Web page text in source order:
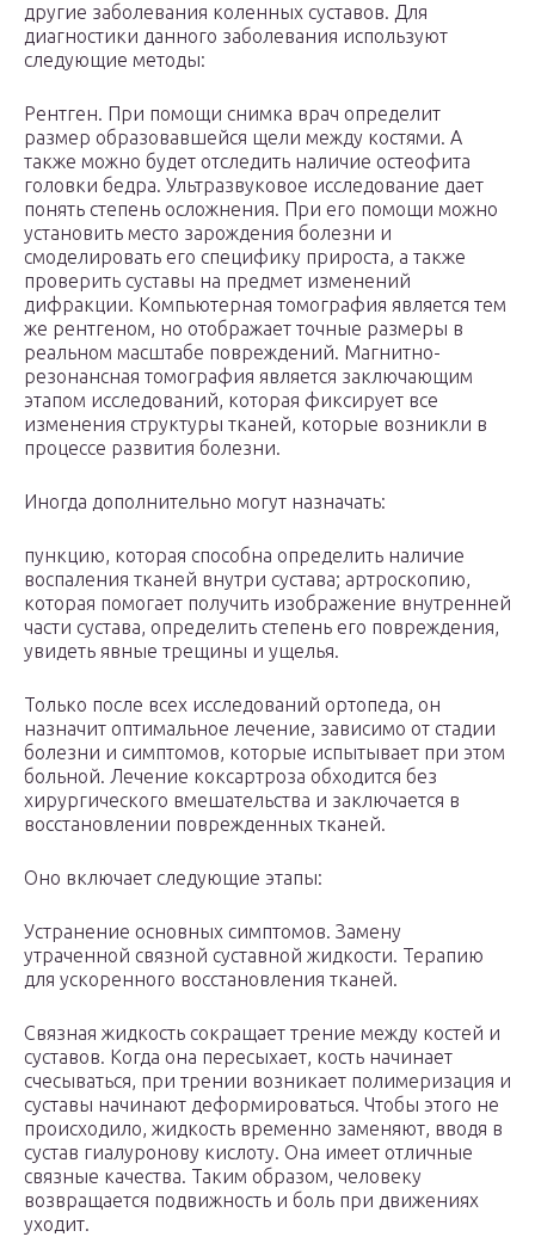
другие заболевания коленных суставов. Для
диагностики данного заболевания используют
следующие методы:
Рентген. При помощи снимка врач определит
размер образовавшейся щели между костями. А
также можно будет отследить наличие остеофита
головки бедра. Ультразвуковое исследование дает
понять степень осложнения. При его помощи можно
установить место зарождения болезни и
смоделировать его специфику прироста, а также
проверить суставы на предмет изменений
дифракции. Компьютерная томография является тем
же рентгеном, но отображает точные размеры в
реальном масштабе повреждений. Магнитно-
резонансная томография является заключающим
этапом исследований, которая фиксирует все
изменения структуры тканей, которые возникли в
процессе развития болезни.
Иногда дополнительно могут назначать:
пункцию, которая способна определить наличие
воспаления тканей внутри сустава; артроскопию,
которая помогает получить изображение внутренней
части сустава, определить степень его повреждения,
увидеть явные трещины и ущелья.
Только после всех исследований ортопеда, он
назначит оптимальное лечение, зависимо от стадии
болезни и симптомов, которые испытывает при этом
больной. Лечение коксартроза обходится без
хирургического вмешательства и заключается в
восстановлении поврежденных тканей.
Оно включает следующие этапы:
Устранение основных симптомов. Замену
утраченной связной суставной жидкости. Терапию
для ускоренного восстановления тканей.
Связная жидкость сокращает трение между костей и
суставов. Когда она пересыхает, кость начинает
счесываться, при трении возникает полимеризация и
суставы начинают деформироваться. Чтобы этого не
происходило, жидкость временно заменяют, вводя в
сустав гиалуронову кислоту. Она имеет отличные
связные качества. Таким образом, человеку
возвращается подвижность и боль при движениях
уходит.